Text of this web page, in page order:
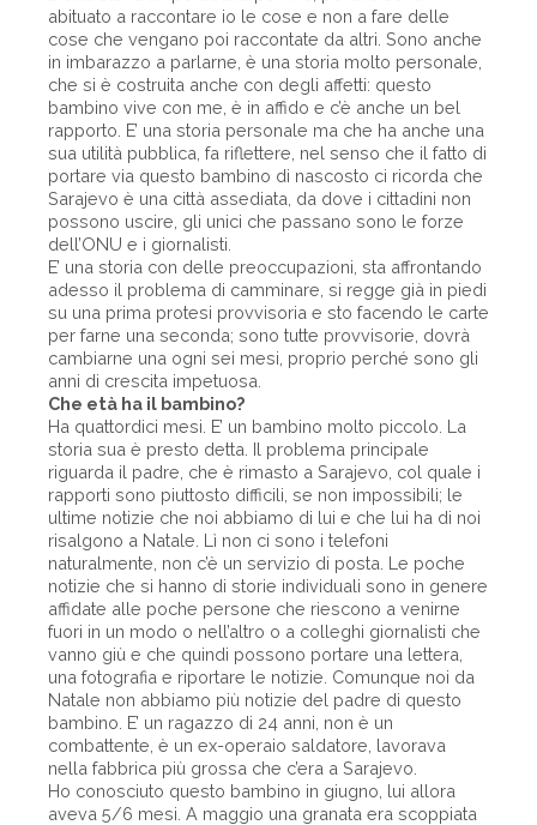
abituato a raccontare io le cose e non a fare delle
cose che vengano poi raccontate da altri. Sono anche
in imbarazzo a parlarne, è una storia molto personale,
che si è costruita anche con degli affetti: questo
bambino vive con me, è in affido e c’è anche un bel
rapporto. E’ una storia personale ma che ha anche una
sua utilità pubblica, fa riflettere, nel senso che il fatto di
portare via questo bambino di nascosto ci ricorda che
Sarajevo è una città assediata, da dove i cittadini non
possono uscire, gli unici che passano sono le forze
dell’ONU e i giornalisti.
E’ una storia con delle preoccupazioni, sta affrontando
adesso il problema di camminare, si regge già in piedi
su una prima protesi provvisoria e sto facendo le carte
per farne una seconda; sono tutte provvisorie, dovrà
cambiarne una ogni sei mesi, proprio perché sono gli
anni di crescita impetuosa.
Che età ha il bambino?
Ha quattordici mesi. E’ un bambino molto piccolo. La
storia sua è presto detta. Il problema principale
riguarda il padre, che è rimasto a Sarajevo, col quale i
rapporti sono piuttosto difficili, se non impossibili; le
ultime notizie che noi abbiamo di lui e che lui ha di noi
risalgono a Natale. Lì non ci sono i telefoni
naturalmente, non c’è un servizio di posta. Le poche
notizie che si hanno di storie individuali sono in genere
affidate alle poche persone che riescono a venirne
fuori in un modo o nell’altro o a colleghi giornalisti che
vanno giù e che quindi possono portare una lettera,
una fotografia e riportare le notizie. Comunque noi da
Natale non abbiamo più notizie del padre di questo
bambino. E’ un ragazzo di 24 anni, non è un
combattente, è un ex-operaio saldatore, lavorava
nella fabbrica più grossa che c’era a Sarajevo.
Ho conosciuto questo bambino in giugno, lui allora
aveva 5/6 mesi. A maggio una granata era scoppiata